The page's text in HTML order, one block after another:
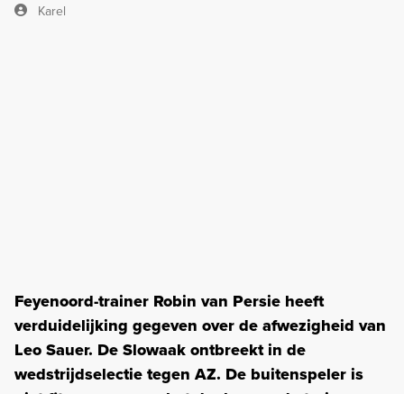
Karel
Feyenoord-trainer Robin van Persie heeft
verduidelijking gegeven over de afwezigheid van
Leo Sauer. De Slowaak ontbreekt in de
wedstrijdselectie tegen AZ. De buitenspeler is